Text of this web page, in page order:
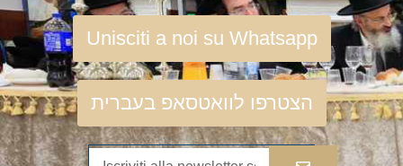
Unisciti a noi su Whatsapp
הצטרפו לוואטסאפ בעברית